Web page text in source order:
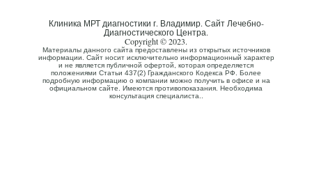
Клиника МРТ диагностики г. Владимир. Сайт Лечебно-
Диагностического Центра.
Copyright © 2023.
Материалы данного сайта предоставлены из открытых источников
информации. Сайт носит исключительно информационный характер
и не является публичной офертой, которая определяется
положениями Статьи 437(2) Гражданского Кодекса РФ. Более
подробную информацию о компании можно получить в офисе и на
официальном сайте. Имеются противопоказания. Необходима
консультация специалиста..